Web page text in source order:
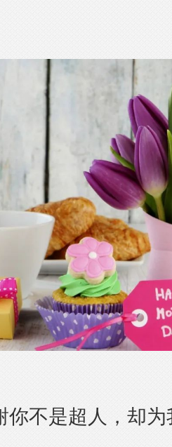
你不是超人，却